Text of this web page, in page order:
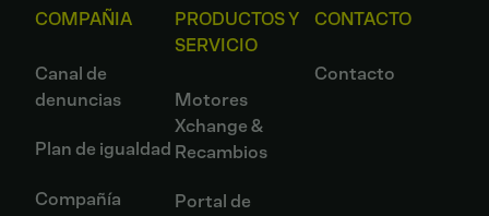
COMPAÑIA
Canal de
denuncias
Plan de igualdad
Compañía
PRODUCTOS Y
SERVICIO
Motores
Xchange &
Recambios
Portal de
CONTACTO
Contacto